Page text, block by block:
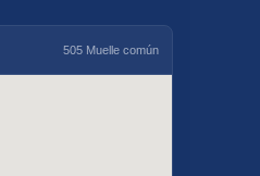
505 Muelle común